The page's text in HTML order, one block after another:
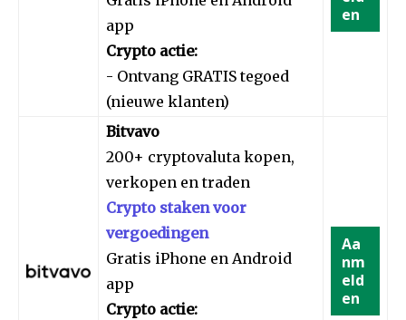
app
Crypto actie:
- Ontvang GRATIS tegoed
(nieuwe klanten)
en
Bitvavo
200+ cryptovaluta kopen,
verkopen en traden
Crypto staken voor
vergoedingen
Gratis iPhone en Android
app
Crypto actie:
Aa
nm
eld
en